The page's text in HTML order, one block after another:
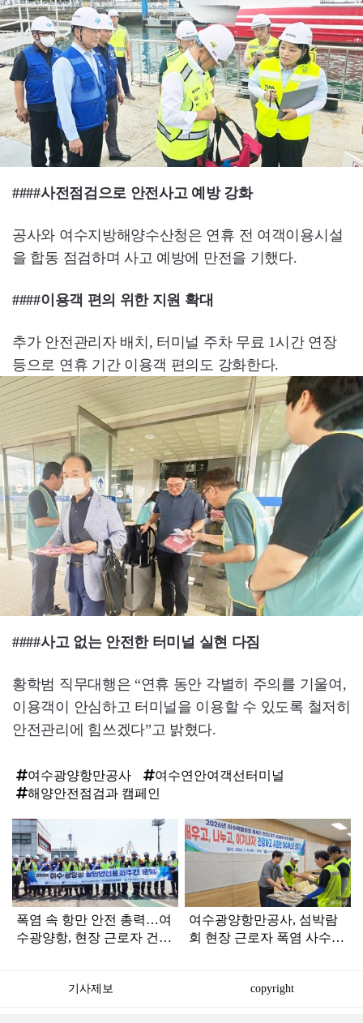
####사전점검으로 안전사고 예방 강화
공사와 여수지방해양수산청은 연휴 전 여객이용시설
을 합동 점검하며 사고 예방에 만전을 기했다.
####이용객 편의 위한 지원 확대
추가 안전관리자 배치, 터미널 주차 무료 1시간 연장
등으로 연휴 기간 이용객 편의도 강화한다.
####사고 없는 안전한 터미널 실현 다짐
황학범 직무대행은 “연휴 동안 각별히 주의를 기울여,
이용객이 안심하고 터미널을 이용할 수 있도록 철저히
안전관리에 힘쓰겠다”고 밝혔다.
여수광양항만공사
여수연안여객선터미널
해양안전점검과 캠페인
탑
라
인
폭염 속 항만 안전 총력…여
수광양항, 현장 근로자 건강
여수광양항만공사, 섬박람
회 현장 근로자 폭염 사수
기사제보 copyright